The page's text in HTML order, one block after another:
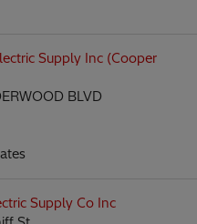
Supply Inc (Cooper
BLVD
Supply Co Inc